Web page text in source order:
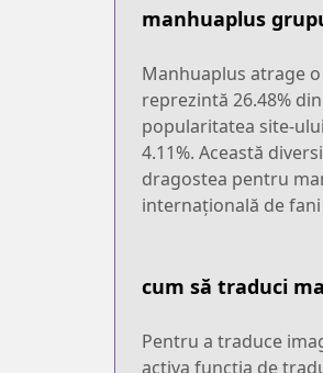
manhuaplus
Manhuaplus atrage
reprezintă 26.48%
popularitatea site-
4.11%. Această
dragostea pentru
internațională de
cum să traduci
Pentru a traduce
activa funcția de